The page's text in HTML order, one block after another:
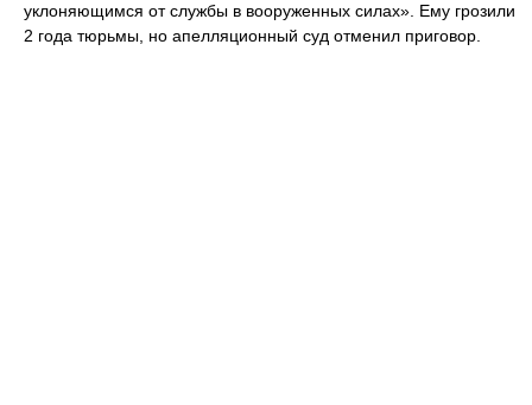
уклоняющимся от службы в вооруженных силах». Ему грозили
2 года тюрьмы, но апелляционный суд отменил приговор.